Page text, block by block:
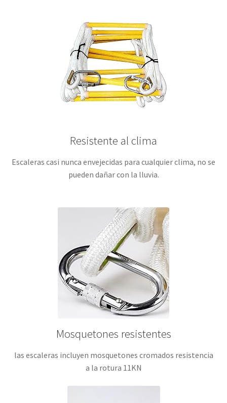
Resistente al clima
Escaleras casi nunca envejecidas para cualquier clima, no se
pueden dañar con la lluvia.
Mosquetones resistentes
las escaleras incluyen mosquetones cromados resistencia
a la rotura 11KN